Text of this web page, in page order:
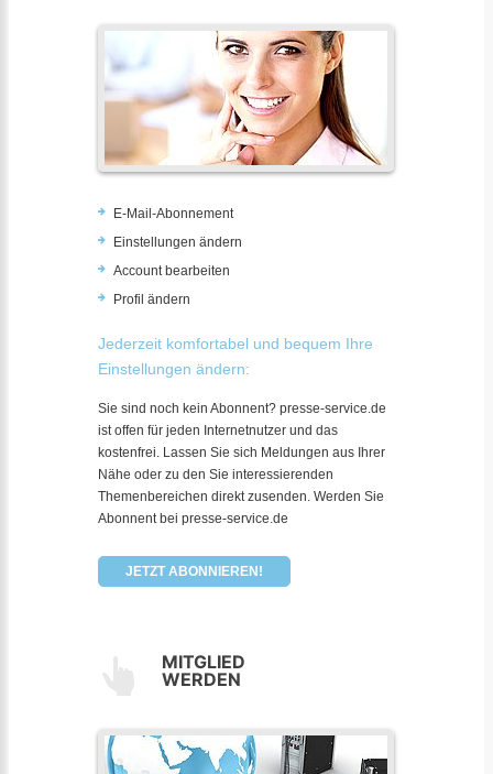
E-Mail-Abonnement
Einstellungen ändern
Account bearbeiten
Profil ändern
Jederzeit komfortabel und bequem Ihre
Einstellungen ändern:
Sie sind noch kein Abonnent? presse-service.de
ist offen für jeden Internetnutzer und das
kostenfrei. Lassen Sie sich Meldungen aus Ihrer
Nähe oder zu den Sie interessierenden
Themenbereichen direkt zusenden. Werden Sie
Abonnent bei presse-service.de
JETZT ABONNIEREN!
MITGLIED
WERDEN